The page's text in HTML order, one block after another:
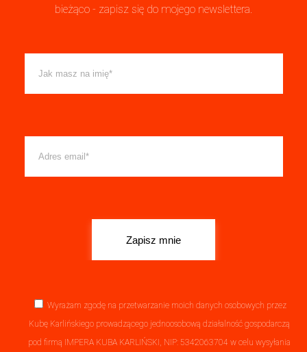
bieżąco - zapisz się do mojego newslettera.
Wyrażam zgodę na przetwarzanie moich danych osobowych przez
Kubę Karlińskiego prowadzącego jednoosobową działalność gospodarczą
pod firmą IMPERA KUBA KARLIŃSKI, NIP: 5342063704 w celu wysyłania